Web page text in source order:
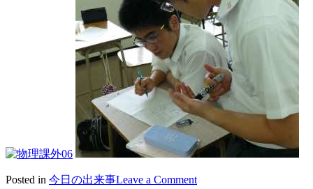
Posted in 今日の出来事Leave a Commenton